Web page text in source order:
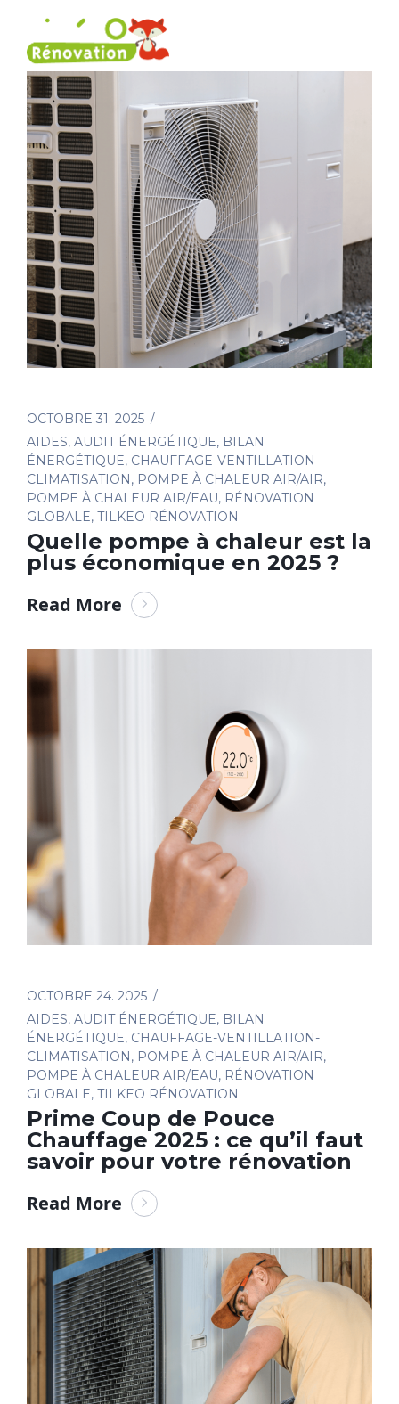
OCTOBRE 31. 2025
AIDES, AUDIT ÉNERGÉTIQUE, BILAN
ÉNERGÉTIQUE, CHAUFFAGE-VENTILLATION-
CLIMATISATION, POMPE À CHALEUR AIR/AIR,
POMPE À CHALEUR AIR/EAU, RÉNOVATION
GLOBALE, TILKEO RÉNOVATION
Quelle pompe à chaleur est la
plus économique en 2025 ?
Read More
OCTOBRE 24. 2025
AIDES, AUDIT ÉNERGÉTIQUE, BILAN
ÉNERGÉTIQUE, CHAUFFAGE-VENTILLATION-
CLIMATISATION, POMPE À CHALEUR AIR/AIR,
POMPE À CHALEUR AIR/EAU, RÉNOVATION
GLOBALE, TILKEO RÉNOVATION
Prime Coup de Pouce
Chauffage 2025 : ce qu’il faut
savoir pour votre rénovation
Read More